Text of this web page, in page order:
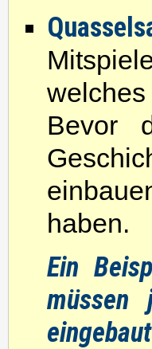
Bevor
haben.
Ein
müssen